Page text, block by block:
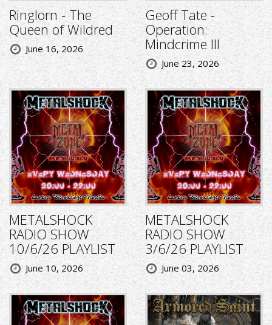
Ringlorn - The
Queen of Wildred
June 16, 2026
Geoff Tate -
Operation:
Mindcrime III
June 23, 2026
METALSHOCK
RADIO SHOW
10/6/26 PLAYLIST
June 10, 2026
METALSHOCK
RADIO SHOW
3/6/26 PLAYLIST
June 03, 2026